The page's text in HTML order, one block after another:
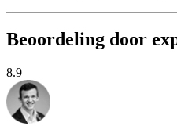
Beoordeling door
8.9